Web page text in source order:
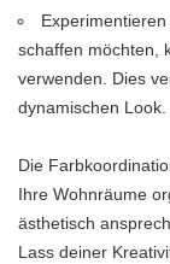
schaffen möchten,
verwenden. Dies
dynamischen Look.
Die
Ihre Wohnräume
ästhetisch
Lass deiner